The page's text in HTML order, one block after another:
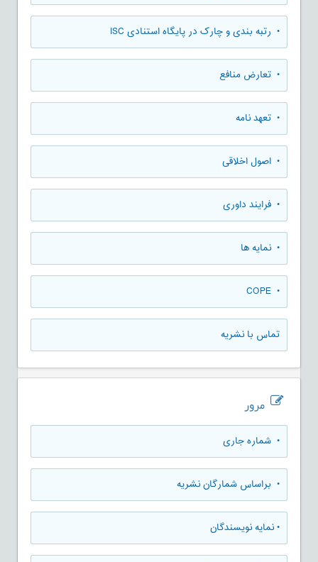
• رتبه بندی و چارک در پایگاه استنادی ISC
• تعارض منافع
• تعهد نامه
• اصول اخلاقی
• فرایند داوری
• نمایه ها
• COPE
تماس با نشریه
مرور
• شماره جاری
• براساس شمارگان نشریه
•نمایه نویسندگان